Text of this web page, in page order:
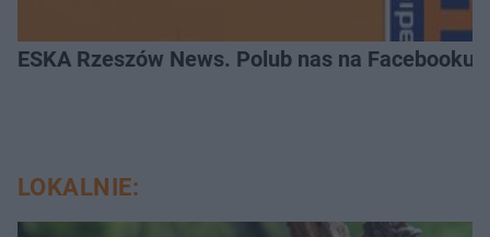
ESKA Rzeszów News. Polub nas na Facebooku!
LOKALNIE: